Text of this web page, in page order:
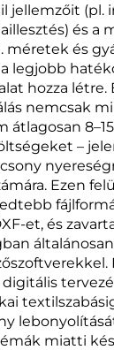
jellemzőit (pl.
és a
és
legjobb
hozza létre.
nemcsak
átlagosan
–
Ezen
et, és
miatti